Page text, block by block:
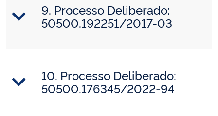
9. Processo Deliberado:
50500.192251/2017-03
10. Processo Deliberado:
50500.176345/2022-94